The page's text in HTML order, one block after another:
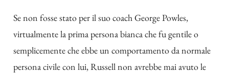
Se non fosse stato per il suo coach George Powles,
virtualmente la prima persona bianca che fu gentile o
semplicemente che ebbe un comportamento da normale
persona civile con lui, Russell non avrebbe mai avuto le